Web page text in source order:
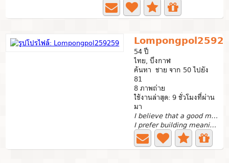
54 ปี
ไทย, บึงกาฬ
ค้นหา ชาย จาก 50 ไปยัง
81
8 ภาพถ่าย
ใช้งานล่าสุด: 9 ชั่วโมงที่ผ่าน
มา
I believe that a good man wants to take care of th
I prefer building meaningful relationships, not just...